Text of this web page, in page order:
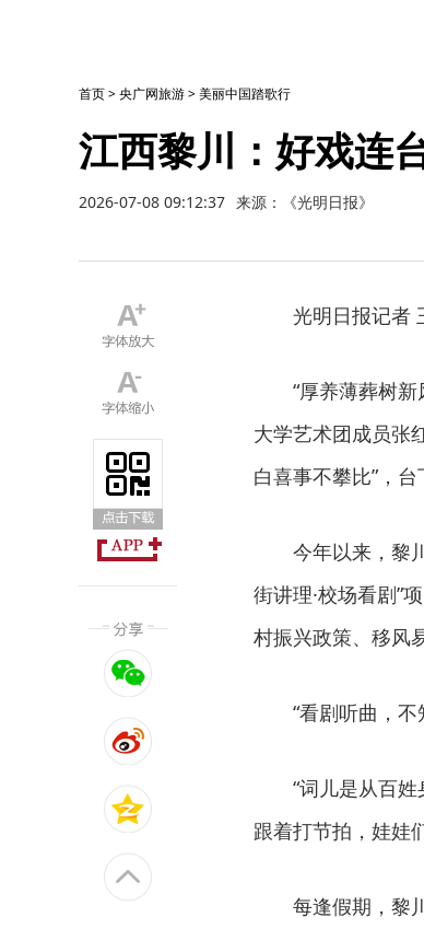
首页>央广网旅游>美丽中国踏歌行
江西黎川：好戏连
2026-07-08 09:12:37 来源：《光明日报》
光明日报记者
“厚养薄葬树新
大学艺术团成员张
白喜事不攀比”，
今年以来，黎川
街讲理·校场看剧”
村振兴政策、移风
“看剧听曲，不
“词儿是从百姓
跟着打节拍，娃娃
每逢假期，黎川